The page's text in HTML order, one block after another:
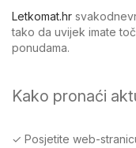
Letkomat.hr
tako da uvijek imate
ponudama.
Kako pronaći
✓ Posjetite web-